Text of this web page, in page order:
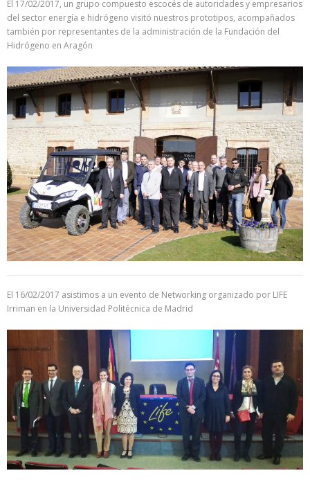
El 17/02/2017, un grupo compuesto escocés de autoridades y empresarios
del sector energía e hidrógeno visitó nuestros prototipos, acompañados
también por representantes de la administración de la Fundación del
Hidrógeno en Aragón
El 16/02/2017 asistimos a un evento de Networking organizado por LIFE
Irriman en la Universidad Politécnica de Madrid